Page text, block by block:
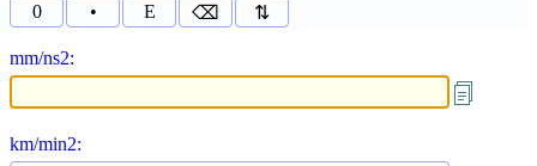
0
• E ⌫ ⇅
mm/ns2:
km/min2: